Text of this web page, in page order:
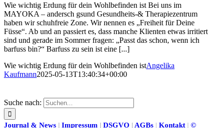
Wie wichtig Erdung für dein Wohlbefinden ist Bei uns im
MAYOKA – andersch gsund Gesundheits-& Therapiezentrum
haben wir schuhfreie Zone. Wir nennen es „Freiheit für Deine
Füsse“. Ab und an passiert es, dass manche Klienten etwas irritiert
sind und gerade im Sommer fragen: „Passt das schon, wenn ich
barfuss bin?“ Barfuss zu sein ist eine [...]
Wie wichtig Erdung für dein Wohlbefinden istAngelika
Kaufmann2025-05-13T13:40:34+00:00
Suche nach:
Journal & News | Impressum | DSGVO | AGBs | Kontakt | ©